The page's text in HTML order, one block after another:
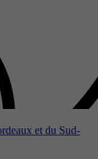
et du Sud-